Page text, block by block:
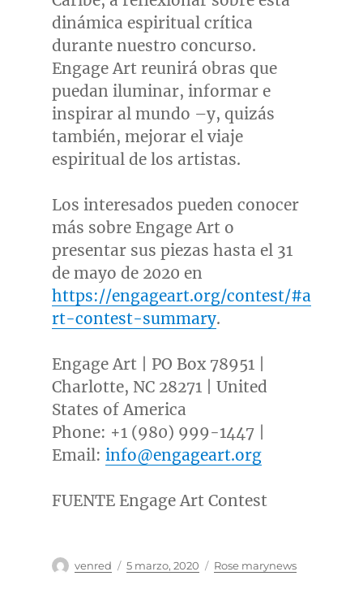
dinámica espiritual crítica
durante nuestro concurso.
Engage Art reunirá obras que
puedan iluminar, informar e
inspirar al mundo –y, quizás
también, mejorar el viaje
espiritual de los artistas.
Los interesados pueden conocer
más sobre Engage Art o
presentar sus piezas hasta el 31
de mayo de 2020 en
https://engageart.org/contest/#a
rt-contest-summary.
Engage Art | PO Box 78951 |
Charlotte, NC28271 | United
States of America
Phone: +1 (980) 999-1447 |
Email: info@engageart.org
FUENTE Engage Art Contest
Autor
venred
Publicado
5 marzo, 2020 Categorías
Rose marynews